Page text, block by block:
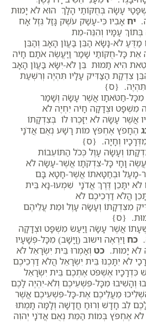
עָשָׂה בְּחֻקּוֹתַי הָלָךְ הוּא לֹא יָמוּת
יח אָבִיו כִּי-עָשַׁק עֹשֶׁק גָּזַל גֵּזֶל אָח
עַמָּיו וְהִנֵּה-מֵת
לֹא-נָשָׂא הַבֵּן בַּעֲו‍ֹן הָאָב וְהַבֵּן
כָּל-חֻקּוֹתַי שָׁמַר וַיַּעֲשֶׂה אֹתָם חָיֹה
הִיא תָמוּת בֵּן לֹא-יִשָּׂא בַּעֲו‍ֹן הָאָב
צִדְקַת הַצַּדִּיק עָלָיו תִּהְיֶה וְרִשְׁעַת
תִּהְיֶה. {ס}
מִכָּל-חַטֹּאתָו אֲשֶׁר עָשָׂה וְשָׁמַר
מִשְׁפָּט וּצְדָקָה חָיֹה יִחְיֶה לֹא
אֲשֶׁר עָשָׂה לֹא יִזָּכְרוּ לוֹ בְּצִדְקָתוֹ
הֶחָפֹץ אֶחְפֹּץ מוֹת רָשָׁע נְאֻם אֲדֹנָי
וְחָיָה. {ס}
וְעָשָׂה עָוֶל כְּכֹל הַתּוֹעֵבוֹת
וָחָי כָּל-צִדְקֹתָו אֲשֶׁר-עָשָׂה לֹא
מָעַל וּבְחַטָּאתוֹ אֲשֶׁר-חָטָא בָּם
יִתָּכֵן דֶּרֶךְ אֲדֹנָי שִׁמְעוּ-נָא בֵּית
הֲלֹא דַרְכֵיכֶם לֹא
מִצִּדְקָתוֹ וְעָשָׂה עָוֶל וּמֵת עֲלֵיהֶם
{ס}
אֲשֶׁר עָשָׂה וַיַּעַשׂ מִשְׁפָּט וּצְדָקָה
כח וַיִּרְאֶה וישוב (וַיָּשָׁב) מִכָּל-פְּשָׁעָיו
לֹא יָמוּת. כט וְאָמְרוּ בֵּית יִשְׂרָאֵל לֹא
לֹא יִתָּכְנוּ בֵּית יִשְׂרָאֵל הֲלֹא דַרְכֵיכֶם
כִּדְרָכָיו אֶשְׁפֹּט אֶתְכֶם בֵּית יִשְׂרָאֵל
וְהָשִׁיבוּ מִכָּל-פִּשְׁעֵיכֶם וְלֹא-יִהְיֶה לָכֶם
מֵעֲלֵיכֶם אֶת-כָּל-פִּשְׁעֵיכֶם אֲשֶׁר
לֵב חָדָשׁ וְרוּחַ חֲדָשָׁה וְלָמָּה תָמֻתוּ
לֹא אֶחְפֹּץ בְּמוֹת הַמֵּת נְאֻם אֲדֹנָי יְהוִה